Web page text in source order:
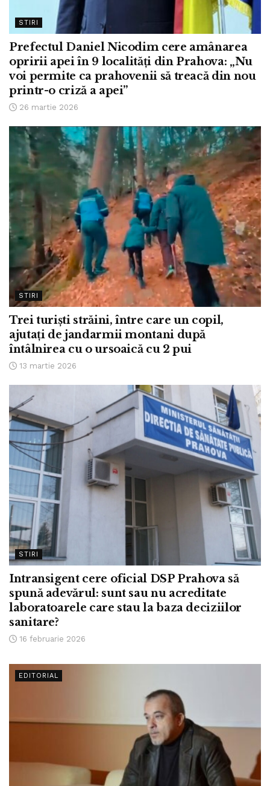
STIRI
Prefectul Daniel Nicodim cere amânarea
opririi apei în 9 localități din Prahova: „Nu
voi permite ca prahovenii să treacă din nou
printr-o criză a apei”
26 martie 2026
STIRI
Trei turiști străini, între care un copil,
ajutați de jandarmii montani după
întâlnirea cu o ursoaică cu 2 pui
13 martie 2026
STIRI
Intransigent cere oficial DSP Prahova să
spună adevărul: sunt sau nu acreditate
laboratoarele care stau la baza deciziilor
sanitare?
16 februarie 2026
EDITORIAL